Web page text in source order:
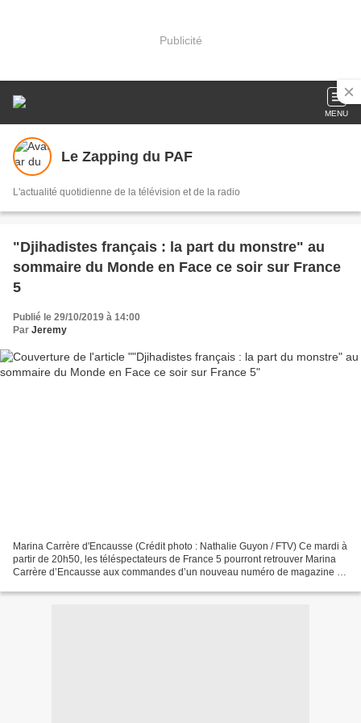
Publicité
MENU
Le Zapping du PAF
L'actualité quotidienne de la télévision et de la radio
"Djihadistes français : la part du monstre" au
sommaire du Monde en Face ce soir sur France
5
Publié le 29/10/2019 à 14:00
Par Jeremy
Marina Carrère d'Encausse (Crédit photo : Nathalie Guyon / FTV) Ce mardi à
partir de 20h50, les téléspectateurs de France 5 pourront retrouver Marina
Carrère d’Encausse aux commandes d’un nouveau numéro de magazine «